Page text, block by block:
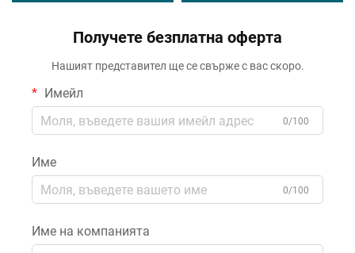
Получете безплатна оферта
Нашият представител ще се свърже с вас скоро.
Имейл
0/100
Име
0/100
Име на компанията